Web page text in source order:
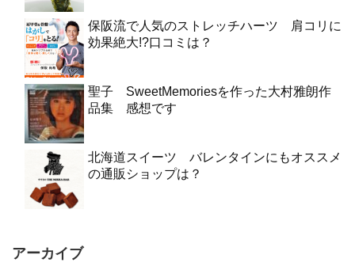
保阪流で人気のストレッチハーツ 肩コリに
効果絶大!?口コミは？
聖子 SweetMemoriesを作った大村雅朗作
品集 感想です
北海道スイーツ バレンタインにもオススメ
の通販ショップは？
アーカイブ